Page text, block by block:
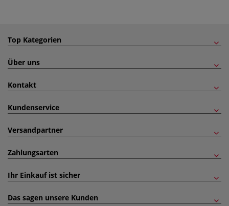
Top Kategorien
Über uns
Kontakt
Kundenservice
Versandpartner
Zahlungsarten
Ihr Einkauf ist sicher
Das sagen unsere Kunden